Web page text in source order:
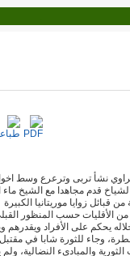
نشأ تربى وترعرع وسط
لشياخ قدم مجاهدا مع الشيخ ماء
قبائل زوايا موريتانيا الكبيرة
من الأقليات حسب المنظور
يحكم على الأفراد ويقدرهم
وجاء للثورة شابا في
الثورية والمباديء النضالية،